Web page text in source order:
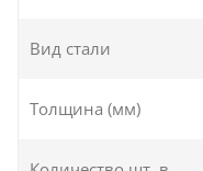
Вид стали
Толщина (мм)